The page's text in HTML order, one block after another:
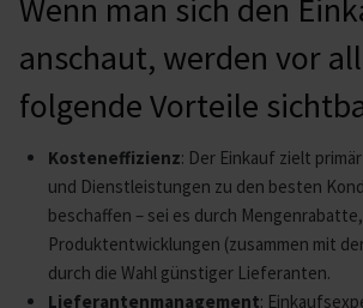
Wenn man sich den
anschaut, werden vor
folgende Vorteile
Kosteneffizienz: Der Einkauf zielt
und Dienstleistungen zu den besten
beschaffen – sei es durch
Produktentwicklungen (zusammen mit
durch die Wahl günstiger Lieferanten.
Lieferantenmanagement: